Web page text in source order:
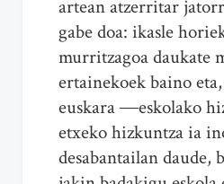
artean atzerritar
gabe doa: ikasle
murritzagoa daukate
ertainekoek baino
euskara ―eskolako
etxeko hizkuntza ia
desabantailan daude,